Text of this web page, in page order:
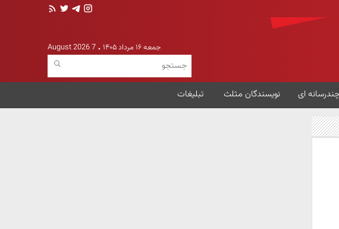
جمعه ۱۶ مرداد ۱۴۰۵ 7 August 2026
چندرسانه ای نویسندگان مثلث تبلیغات